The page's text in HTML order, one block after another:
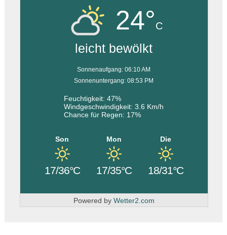
24°C
leicht bewölkt
Sonnenaufgang: 06:10 AM
Sonnenuntergang: 08:53 PM
Feuchtigkeit: 47%
Windgeschwindigkeit: 3.6 Km/h
Chance für Regen: 17%
Son
17/36°C
Mon
17/35°C
Die
18/31°C
Powered by Wetter2.com